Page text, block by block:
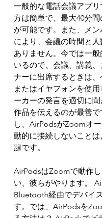
一般的な電話会議アプ
方は簡単で、最大40分
が可能です。また、メ
により、会議の時間と
ありません。今では一般
いるので、会議、講義、
ナーに出席するときは
またはイヤフォンを使
ーカーの発言を適切に
作品を伝えるのが最善
し、AirPodsがZoomオ
動的に接続しないことは
題です。
AirPodsはZoomで動作
い、彼らがやります。
Bluetooth経由でデバイ
す。では、AirPodsを